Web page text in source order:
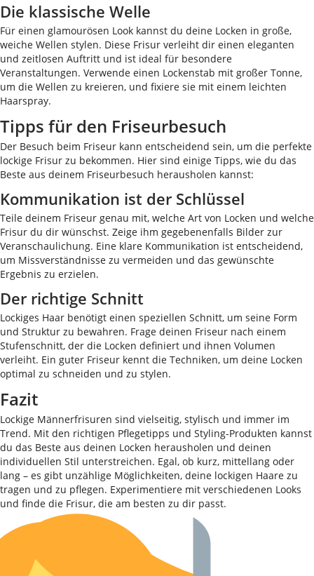
Die klassische Welle
Für einen glamourösen Look kannst du deine Locken in große,
weiche Wellen stylen. Diese Frisur verleiht dir einen eleganten
und zeitlosen Auftritt und ist ideal für besondere
Veranstaltungen. Verwende einen Lockenstab mit großer Tonne,
um die Wellen zu kreieren, und fixiere sie mit einem leichten
Haarspray.
Tipps für den Friseurbesuch
Der Besuch beim Friseur kann entscheidend sein, um die perfekte
lockige Frisur zu bekommen. Hier sind einige Tipps, wie du das
Beste aus deinem Friseurbesuch herausholen kannst:
Kommunikation ist der Schlüssel
Teile deinem Friseur genau mit, welche Art von Locken und welche
Frisur du dir wünschst. Zeige ihm gegebenenfalls Bilder zur
Veranschaulichung. Eine klare Kommunikation ist entscheidend,
um Missverständnisse zu vermeiden und das gewünschte
Ergebnis zu erzielen.
Der richtige Schnitt
Lockiges Haar benötigt einen speziellen Schnitt, um seine Form
und Struktur zu bewahren. Frage deinen Friseur nach einem
Stufenschnitt, der die Locken definiert und ihnen Volumen
verleiht. Ein guter Friseur kennt die Techniken, um deine Locken
optimal zu schneiden und zu stylen.
Fazit
Lockige Männerfrisuren sind vielseitig, stylisch und immer im
Trend. Mit den richtigen Pflegetipps und Styling-Produkten kannst
du das Beste aus deinen Locken herausholen und deinen
individuellen Stil unterstreichen. Egal, ob kurz, mittellang oder
lang – es gibt unzählige Möglichkeiten, deine lockigen Haare zu
tragen und zu pflegen. Experimentiere mit verschiedenen Looks
und finde die Frisur, die am besten zu dir passt.